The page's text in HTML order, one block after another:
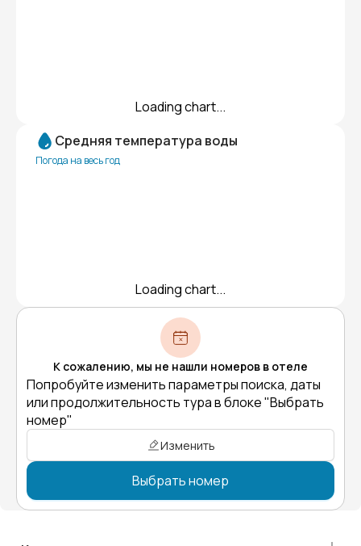
Loading chart...
Средняя температура воды
Погода на весь год
Loading chart...
К сожалению, мы не нашли номеров в отеле
Попробуйте изменить параметры поиска, даты
или продолжительность тура в блоке "Выбрать
номер"
Изменить
Выбрать номер